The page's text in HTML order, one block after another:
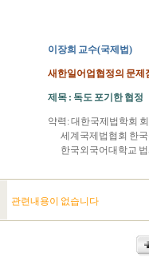
이장희 교수(국제법)
새한일어업협정의 문제
제목 : 독도 포기한 협정
약력: 대한국제법학회
세계국제법협회 한국
한국외국어대학교 법
관련내용이 없습니다